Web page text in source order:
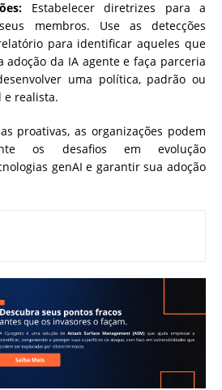
Estabelecer diretrizes para a
membros. Use as detecções
para identificar aqueles que
adoção da IA agente e faça parceria
uma política, padrão ou
e realista.
proativas, as organizações podem
os desafios em evolução
genAI e garantir sua adoção